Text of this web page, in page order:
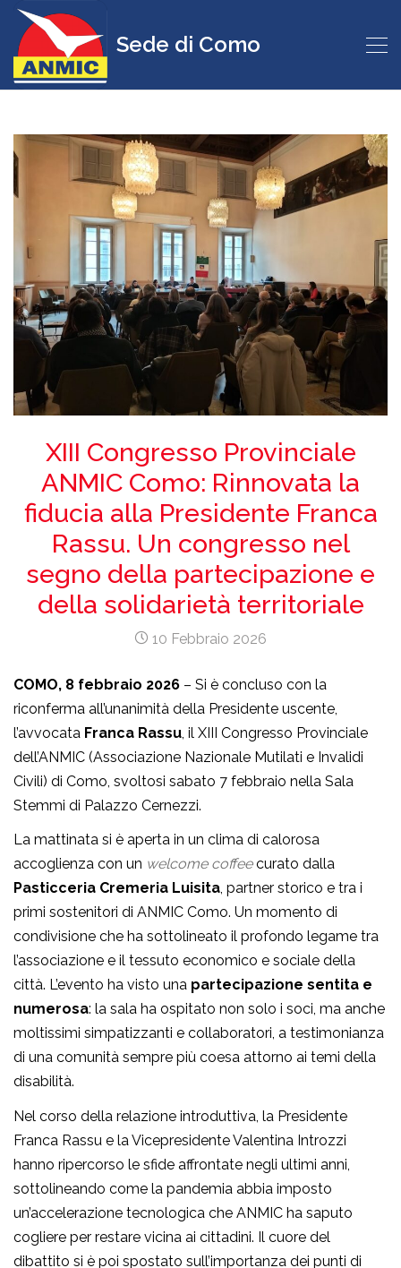
Sede di Como
XIII Congresso Provinciale
ANMIC Como: Rinnovata la
fiducia alla Presidente Franca
Rassu. Un congresso nel
segno della partecipazione e
della solidarietà territoriale
10 Febbraio 2026
COMO, 8 febbraio 2026 – Si è concluso con la
riconferma all’unanimità della Presidente uscente,
l’avvocata Franca Rassu , il XIII Congresso Provinciale
dell’ANMIC (Associazione Nazionale Mutilati e Invalidi
Civili) di Como, svoltosi sabato 7 febbraio nella Sala
Stemmi di Palazzo Cernezzi.
La mattinata si è aperta in un clima di calorosa
accoglienza con un welcome coffeecurato dalla
Pasticceria Cremeria Luisita, partner storico e tra i
primi sostenitori di ANMIC Como. Un momento di
condivisione che ha sottolineato il profondo legame tra
l’associazione e il tessuto economico e sociale della
città. L’evento ha visto una partecipazione sentita e
numerosa: la sala ha ospitato non solo i soci, ma anche
moltissimi simpatizzanti e collaboratori, a testimonianza
di una comunità sempre più coesa attorno ai temi della
disabilità.
Nel corso della relazione introduttiva, la Presidente
Franca Rassu e la Vicepresidente Valentina Introzzi
hanno ripercorso le sfide affrontate negli ultimi anni,
sottolineando come la pandemia abbia imposto
un’accelerazione tecnologica che ANMIC ha saputo
cogliere per restare vicina ai cittadini. Il cuore del
dibattito si è poi spostato sull’importanza dei punti di